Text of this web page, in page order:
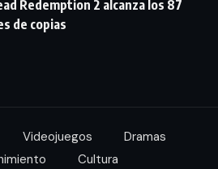
Redemption 2 alcanza los 87
de copias
Videojuegos
Dramas
Cultura